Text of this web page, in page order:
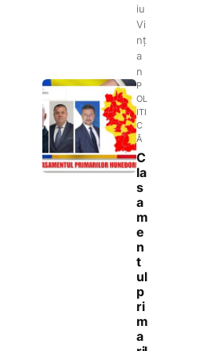
iu
Vi
nț
a
n
P
OL
ITI
C
Ă
C
la
s
a
m
e
n
t
ul
p
ri
m
a